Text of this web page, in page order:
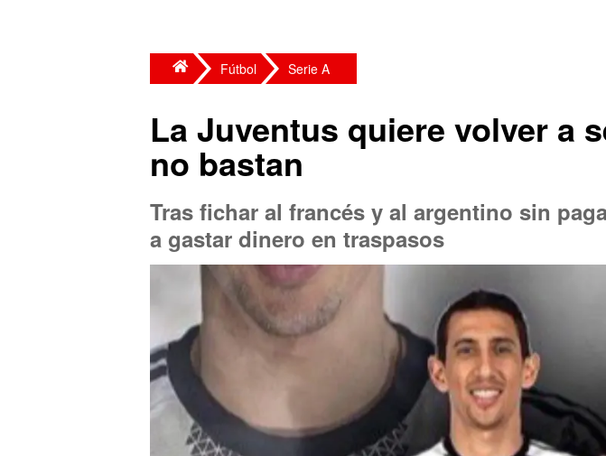
Fútbol Serie A
La Juventus quiere volver a
no bastan
Tras fichar al francés y al argentino sin
a gastar dinero en traspasos